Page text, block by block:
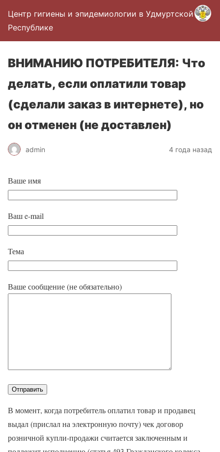
Центр гигиены и эпидемиологии в Удмуртской
Республике
ВНИМАНИЮ ПОТРЕБИТЕЛЯ: Что
делать, если оплатили товар
(сделали заказ в интернете), но
он отменен (не доставлен)
admin 4 года назад
Ваше имя
Ваш e-mail
Тема
Ваше сообщение (не обязательно)
В момент, когда потребитель оплатил товар и продавец
выдал (прислал на электронную почту) чек договор
розничной купли-продажи считается заключенным и